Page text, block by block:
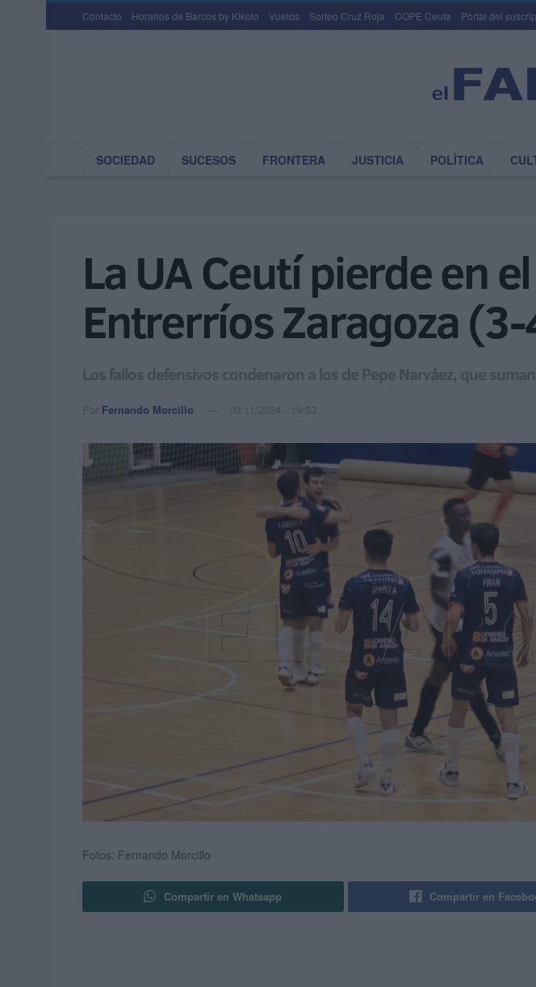
Contacto Horarios de Barcos by Kikoto Vuelos Sorteo Cruz Roja COPE Ceuta Portal del
SOCIEDAD SUCESOS FRONTERA JUSTICIA POLÍTICA
La UA Ceutí pierde en
Entrerríos Zaragoza
Los fallos defensivos condenaron a los de Pepe Narváez, que
Por Fernando Morcillo 09/11/2024 - 19:53
Fotos: Fernando Morcillo
Compartir en Whatsapp Compartir en